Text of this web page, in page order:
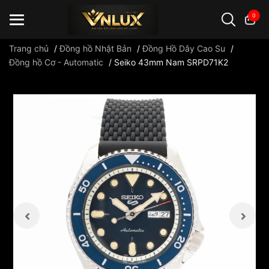
0
Trang chủ /Đồng hồ Nhật Bản /Đồng Hồ Dây Cao Su
/
Đồng hồ Cơ - Automatic
/ Seiko 43mm Nam SRPD71K2